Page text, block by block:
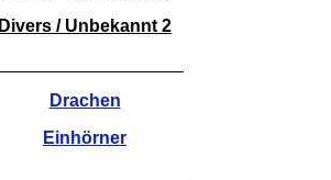
Divers / Unbekannt 2
Drachen
Einhörner